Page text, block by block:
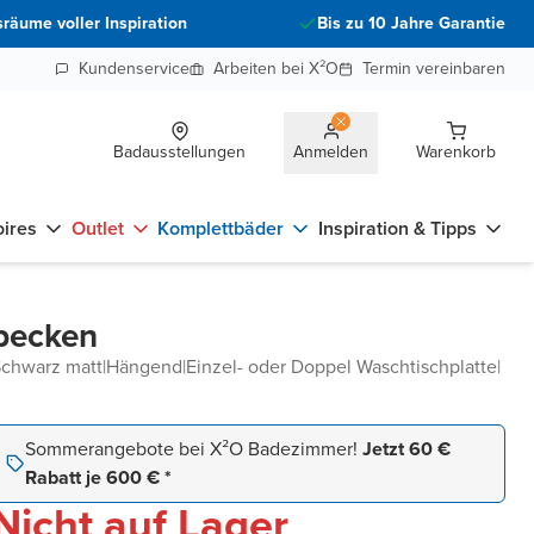
voller Inspiration
Bis zu 10 Jahre Garantie
Kundenservice
Arbeiten bei X²O Termin vereinbaren
Badausstellungen Anmelden Warenkorb
Outlet Komplettbäder Inspiration & Tipps
matt|Hängend|Einzel- oder Doppel Waschtischplatte|
Sommerangebote bei X²O Badezimmer! Jetzt 60 €
Rabatt je 600 € *